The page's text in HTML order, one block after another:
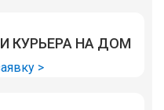
КУРЬЕРА НА ДОМ
>